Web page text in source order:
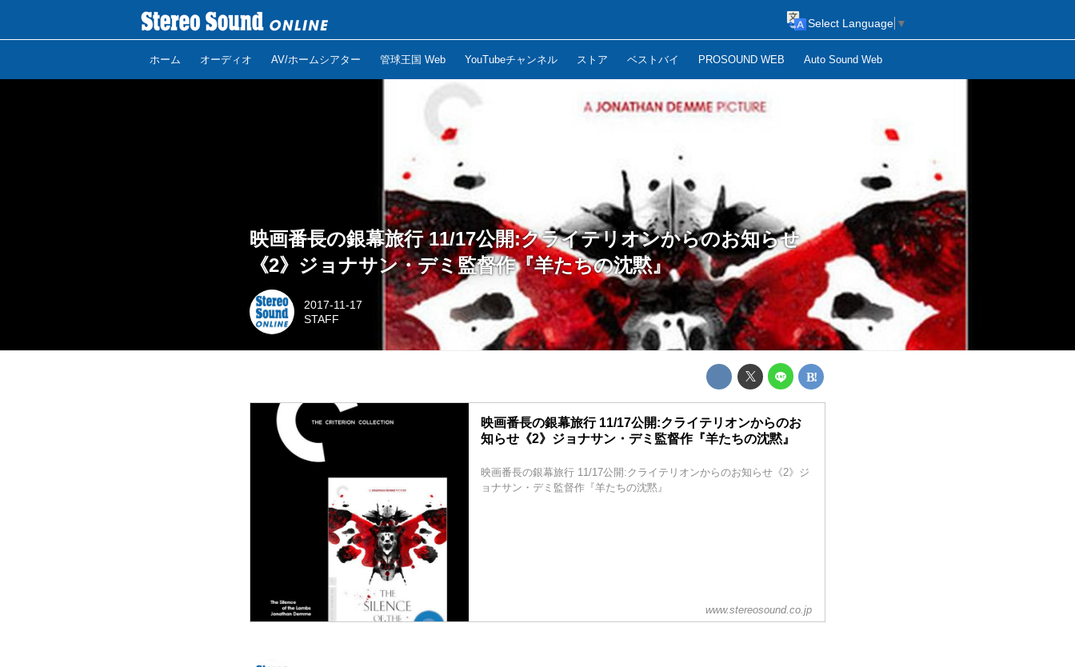
ホーム オーディオ AV/ホームシアター 管球王国 Web YouTubeチャンネル ストア ベストバイ PROSOUND WEB Auto Sound Web
Select Language ▼
映画番長の銀幕旅行 11/17公開:クライテリオンからのお知らせ
《2》ジョナサン・デミ監督作『羊たちの沈黙』
2017-11-17
STAFF
映画番長の銀幕旅行 11/17公開:クライテリオンからのお
知らせ《2》ジョナサン・デミ監督作『羊たちの沈黙』
映画番長の銀幕旅行 11/17公開:クライテリオンからのお知らせ《2》ジ
ョナサン・デミ監督作『羊たちの沈黙』
www.stereosound.co.jp